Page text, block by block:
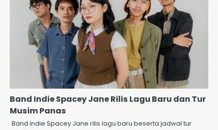
Band Indie Spacey Jane Rilis Lagu Baru dan Tur
Musim Panas
Band indie Spacey Jane rilis lagu baru beserta jadwal tur